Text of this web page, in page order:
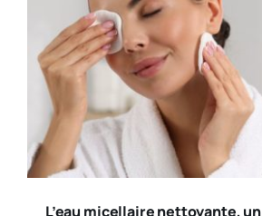
L’eau micellaire nettoyante, un